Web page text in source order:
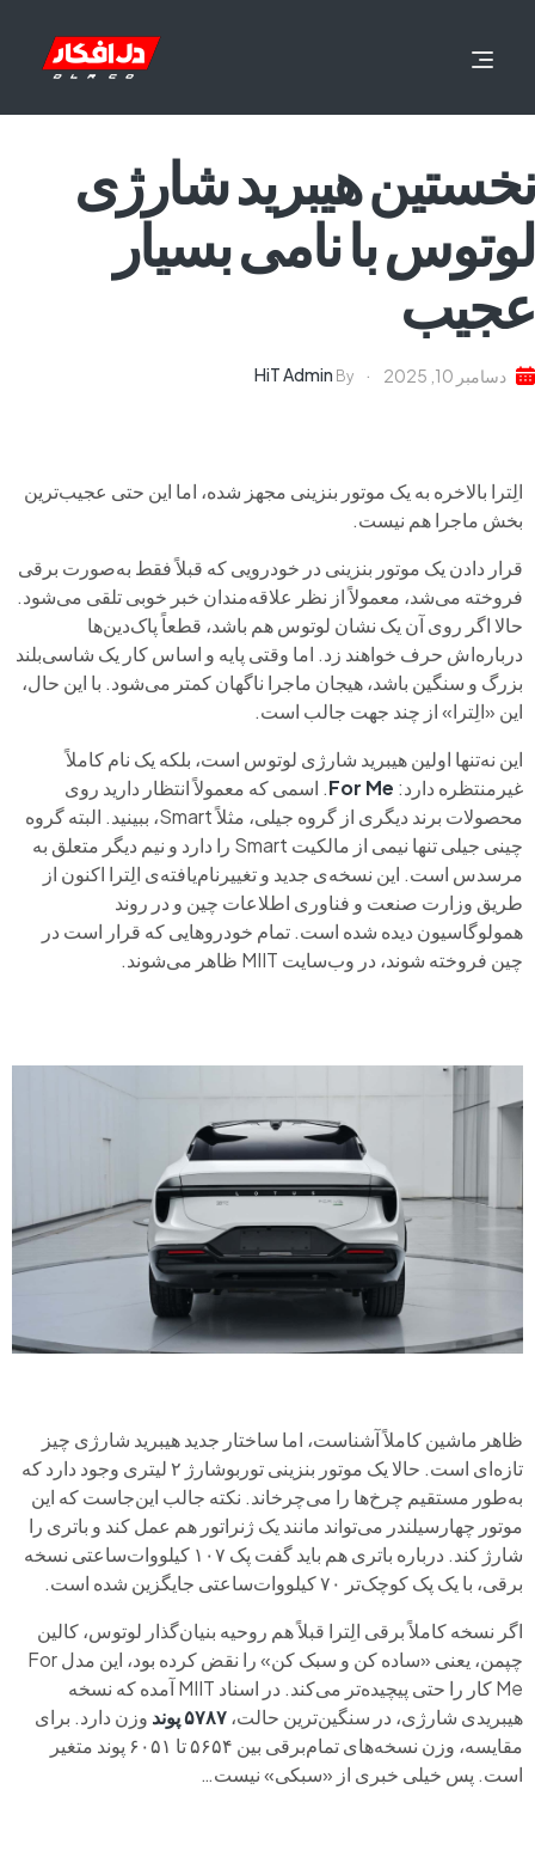
نخستین هیبرید شارژی
لوتوس با نامی بسیار
عجیب
دسامبر 10, 2025 By
HiT Admin
الِترا بالاخره به یک موتور بنزینی مجهز شده، اما این حتی عجیب‌ترین
بخش ماجرا هم نیست.
قرار دادن یک موتور بنزینی در خودرویی که قبلاً فقط به‌صورت برقی
فروخته می‌شد، معمولاً از نظر علاقه‌مندان خبر خوبی تلقی می‌شود.
حالا اگر روی آن یک نشان لوتوس هم باشد، قطعاً پاک‌دین‌ها
درباره‌اش حرف خواهند زد. اما وقتی پایه و اساس کار یک شاسی‌بلند
بزرگ و سنگین باشد، هیجان ماجرا ناگهان کمتر می‌شود. با این حال،
این «الِترا» از چند جهت جالب است.
این نه‌تنها اولین هیبرید شارژی لوتوس است، بلکه یک نام کاملاً
غیرمنتظره دارد: For Me. اسمی که معمولاً انتظار دارید روی
محصولات برند دیگری از گروه جیلی، مثلاً Smart، ببینید. البته گروه
چینی جیلی تنها نیمی از مالکیت Smart را دارد و نیم دیگر متعلق به
مرسدس است. این نسخه‌ی جدید و تغییرنام‌یافته‌ی الِترا اکنون از
طریق وزارت صنعت و فناوری اطلاعات چین و در روند
همولوگاسیون دیده شده است. تمام خودروهایی که قرار است در
چین فروخته شوند، در وب‌سایت MIIT ظاهر می‌شوند.
ظاهر ماشین کاملاً آشناست، اما ساختار جدید هیبرید شارژی چیز
تازه‌ای است. حالا یک موتور بنزینی توربوشارژ ۲ لیتری وجود دارد که
به‌طور مستقیم چرخ‌ها را می‌چرخاند. نکته جالب این‌جاست که این
موتور چهارسیلندر می‌تواند مانند یک ژنراتور هم عمل کند و باتری را
شارژ کند. درباره باتری هم باید گفت پک ۱۰۷ کیلووات‌ساعتی نسخه
برقی، با یک پک کوچک‌تر ۷۰ کیلووات‌ساعتی جایگزین شده است.
اگر نسخه کاملاً برقی الِترا قبلاً هم روحیه بنیان‌گذار لوتوس، کالین
چپمن، یعنی «ساده کن و سبک کن» را نقض کرده بود، این مدل For
Me کار را حتی پیچیده‌تر می‌کند. در اسناد MIIT آمده که نسخه
هیبریدی شارژی، در سنگین‌ترین حالت،۵۷۸۷ پوند
وزن دارد. برای
مقایسه، وزن نسخه‌های تمام‌برقی بین ۵۶۵۴ تا ۶۰۵۱ پوند متغیر
است. پس خیلی خبری از «سبکی» نیست…